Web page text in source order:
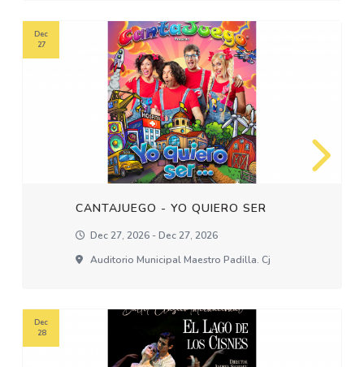
CANTAJUEGO - YO QUIERO SER
Dec 27, 2026 - Dec 27, 2026
Auditorio Municipal Maestro Padilla. Cj
Dec
27
Dec
28